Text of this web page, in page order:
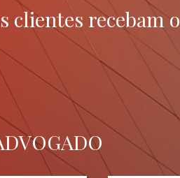
clientes recebam o